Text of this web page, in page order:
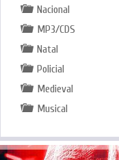
Nacional
MP3/CDS
Natal
Policial
Medieval
Musical